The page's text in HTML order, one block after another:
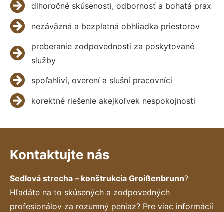
dlhoročné skúsenosti, odbornosť a bohatá prax
nezáväzná a bezplatná obhliadka priestorov
preberanie zodpovednosti za poskytované
služby
spoľahliví, overení a slušní pracovníci
korektné riešenie akejkoľvek nespokojnosti
Kontaktujte nás
Sedlová strecha – konštrukcia Groißenbrunn?
Hľadáte na to skúsených a zodpovedných
profesionálov za rozumný peniaz? Pre viac informácií